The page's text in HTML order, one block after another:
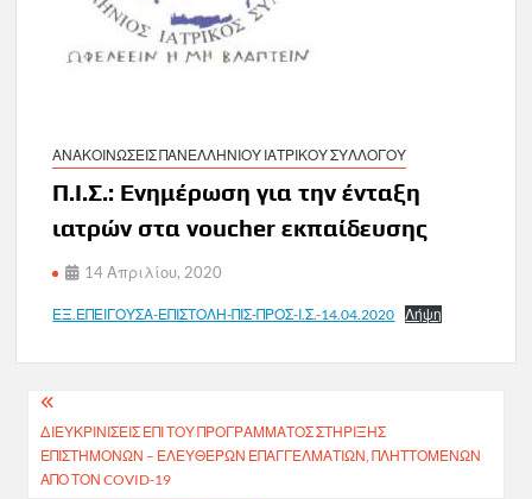
ΑΝΑΚΟΙΝΩΣΕΙΣ ΠΑΝΕΛΛΗΝΙΟΥ ΙΑΤΡΙΚΟΥ ΣΥΛΛΟΓΟΥ
Π.Ι.Σ.: Ενημέρωση για την ένταξη
ιατρών στα voucher εκπαίδευσης
14 Απριλίου, 2020
ΕΞ.ΕΠΕΙΓΟΥΣΑ-ΕΠΙΣΤΟΛΗ-ΠΙΣ-ΠΡΟΣ-Ι.Σ.-14.04.2020 Λήψη
Πλοήγηση
άρθρων
ΔΙΕΥΚΡΙΝΙΣΕΙΣ ΕΠΙ ΤΟΥ ΠΡΟΓΡΑΜΜΑΤΟΣ ΣΤΗΡΙΞΗΣ
ΕΠΙΣΤΗΜΟΝΩΝ – ΕΛΕΥΘΕΡΩΝ ΕΠΑΓΓΕΛΜΑΤΙΩΝ, ΠΛΗΤΤΟΜΕΝΩΝ
ΑΠΟ ΤΟΝ COVID-19